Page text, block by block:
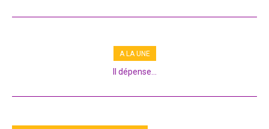
A LA UNE
Il dépense...